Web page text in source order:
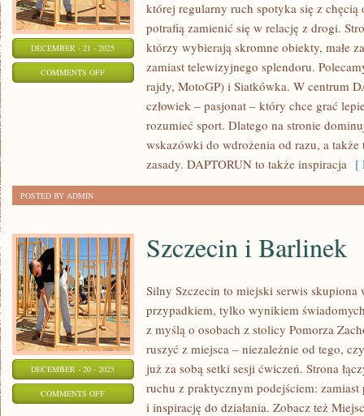
DECEMBER - 21 - 2025
COMMENTS OFFON
NARCIARSKIE
której regularny ruch spotyka się z
potrafią zamienić się w relację z drogi.
którzy wybierają skromne obiekty, małe
zamiast telewizyjnego splendoru.
rajdy, MotoGP) i Siatkówka. W centrum
człowiek – pasjonat – który chce grać
rozumieć sport. Dlatego na stronie
wskazówki do wdrożenia od razu, a także
zasady. DAPTORUN to także inspiracja [
POSTED BY ADMIN
DECEMBER - 20 - 2025
COMMENTS OFFON
Szczecin i Barlinek
Silny Szczecin to miejski serwis skupiona
przypadkiem, tylko wynikiem
z myślą o osobach z stolicy Pomorza
ruszyć z miejsca – niezależnie od tego,
już za sobą setki sesji ćwiczeń. Strona
ruchu z praktycznym podejściem: zamiast
i inspirację do działania. Zobacz też